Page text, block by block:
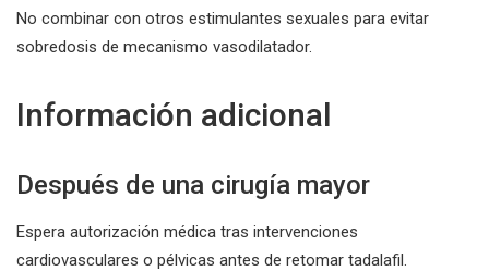
No combinar con otros estimulantes sexuales para evitar
sobredosis de mecanismo vasodilatador.
Información adicional
Después de una cirugía mayor
Espera autorización médica tras intervenciones
cardiovasculares o pélvicas antes de retomar tadalafil.